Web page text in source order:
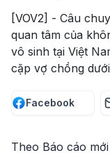
[VOV2] - Câu
quan tâm của
vô sinh tại Việt
cặp vợ chồng
Facebook
Theo Báo cáo